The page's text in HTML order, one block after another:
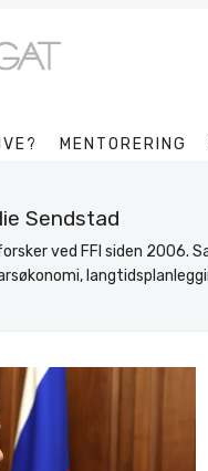
MENTORERING
Sendstad
ved FFI siden 2006.